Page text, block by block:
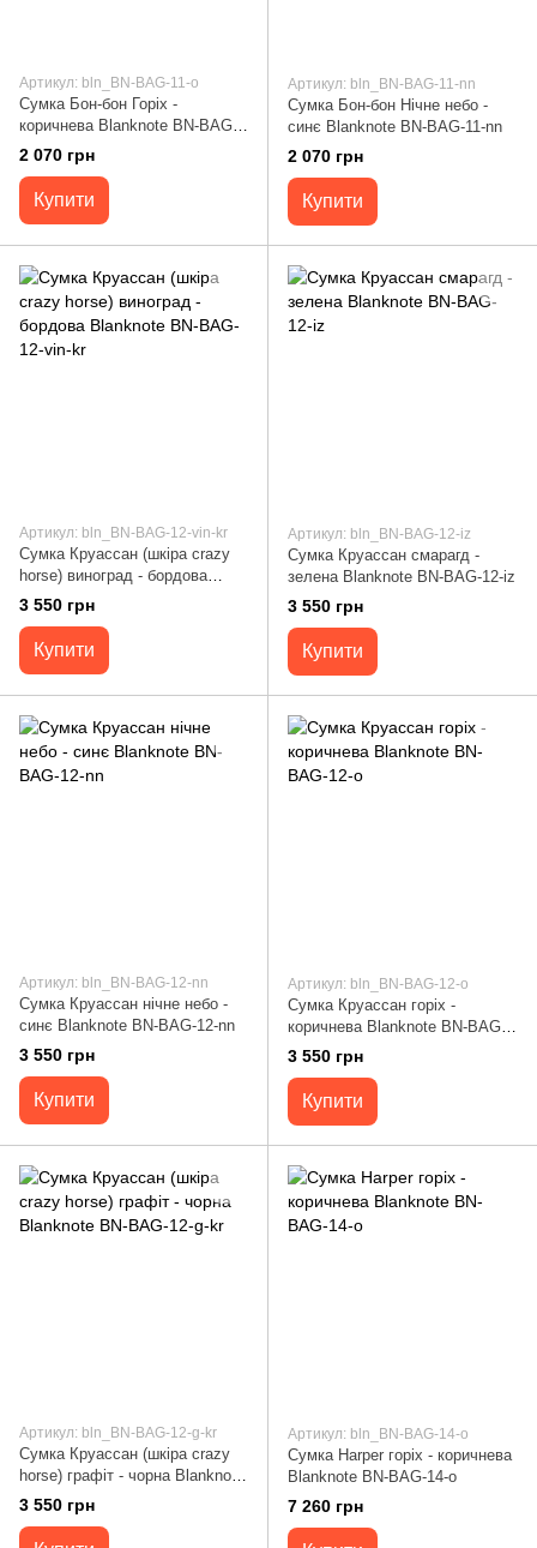
Артикул: bln_BN-BAG-11-o
Сумка Бон-бон Горіх -
коричнева Blanknote BN-BAG-
11-o
2 070 грн
Купити
Артикул: bln_BN-BAG-11-nn
Сумка Бон-бон Нічне небо -
синє Blanknote BN-BAG-11-nn
2 070 грн
Купити
Артикул: bln_BN-BAG-12-vin-kr
Сумка Круассан (шкіра crazy
horse) виноград - бордова
Blanknote BN-BAG-12-vin-kr
3 550 грн
Купити
Артикул: bln_BN-BAG-12-iz
Сумка Круассан смарагд -
зелена Blanknote BN-BAG-12-iz
3 550 грн
Купити
Артикул: bln_BN-BAG-12-nn
Сумка Круассан нічне небо -
синє Blanknote BN-BAG-12-nn
3 550 грн
Купити
Артикул: bln_BN-BAG-12-o
Сумка Круассан горіх -
коричнева Blanknote BN-BAG-
12-o
3 550 грн
Купити
Артикул: bln_BN-BAG-12-g-kr
Сумка Круассан (шкіра crazy
horse) графіт - чорна Blanknote
BN-BAG-12-g-kr
3 550 грн
Артикул: bln_BN-BAG-14-o
Сумка Harper горіх - коричнева
Blanknote BN-BAG-14-o
7 260 грн